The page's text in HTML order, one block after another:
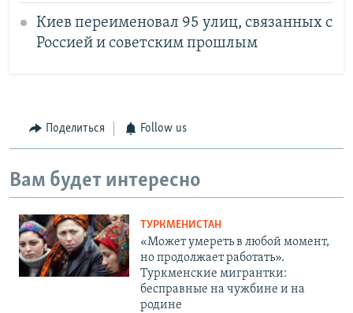
Киев переименовал 95 улиц, связанных с
Россией и советским прошлым
Поделиться Follow us
Вам будет интересно
ТУРКМЕНИСТАН
«Может умереть в любой момент,
но продолжает работать».
Туркменские мигрантки:
бесправные на чужбине и на
родине